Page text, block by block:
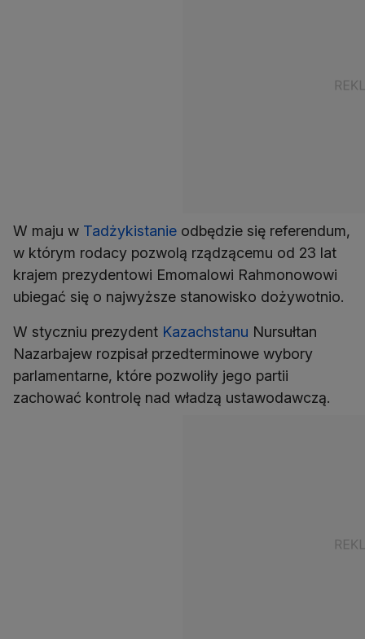
W maju w Tadżykistanie odbędzie się referendum,
w którym rodacy pozwolą rządzącemu od 23 lat
krajem prezydentowi Emomalowi Rahmonowowi
ubiegać się o najwyższe stanowisko dożywotnio.
W styczniu prezydent Kazachstanu Nursułtan
Nazarbajew rozpisał przedterminowe wybory
parlamentarne, które pozwoliły jego partii
zachować kontrolę nad władzą ustawodawczą.